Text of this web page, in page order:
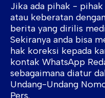
Jika ada pihak -
atau keberatan
berita yang dirilis
Sekiranya anda bisa
hak koreksi kepada
kontak WhatsApp
sebagaimana diatur
Undang-Undang
Pers.